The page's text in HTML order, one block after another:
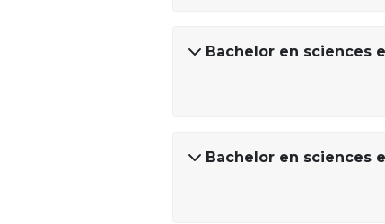
Bachelor en sciences
Bachelor en sciences